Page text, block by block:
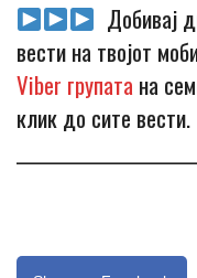
Добивај
вести на твојот
Viber групата на
клик до сите вести.